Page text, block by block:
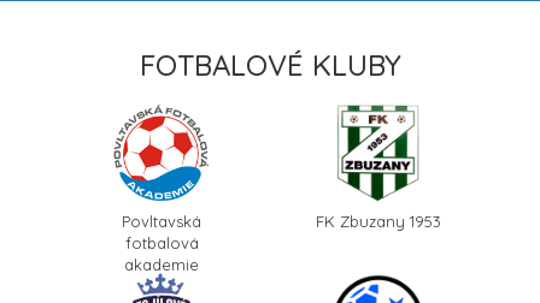
FOTBALOVÉ KLUBY
Povltavská
fotbalová
akademie
FK Zbuzany 1953